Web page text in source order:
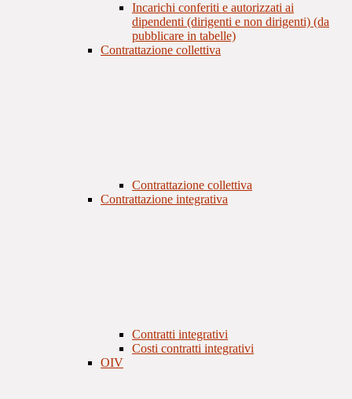
Incarichi conferiti e autorizzati ai
dipendenti (dirigenti e non dirigenti) (da
pubblicare in tabelle)
Contrattazione collettiva
Contrattazione collettiva
Contrattazione integrativa
Contratti integrativi
Costi contratti integrativi
OIV